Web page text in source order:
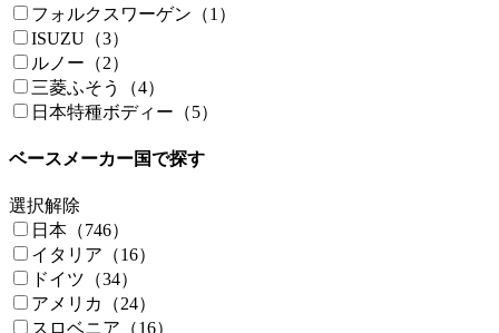
フォルクスワーゲン（1）
ISUZU（3）
ルノー（2）
三菱ふそう（4）
日本特種ボディー（5）
ベースメーカー国で探す
選択解除
日本（746）
イタリア（16）
ドイツ（34）
アメリカ（24）
スロベニア（16）